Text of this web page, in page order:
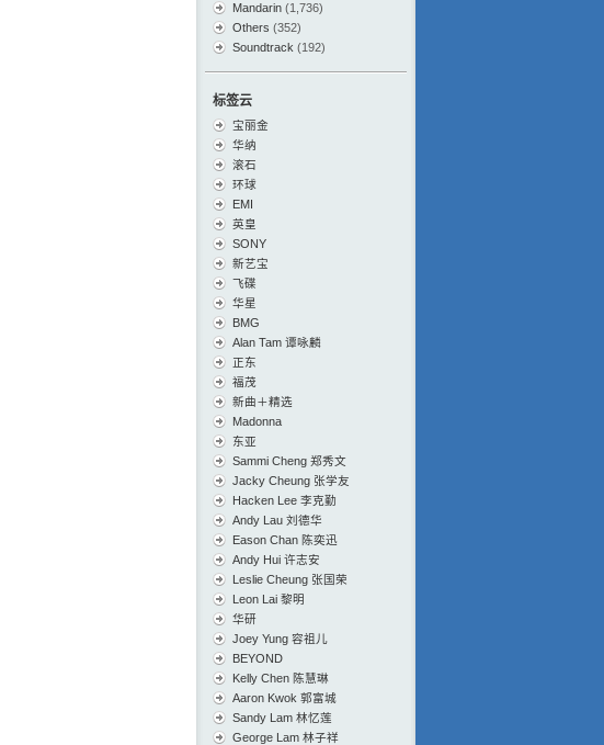
Mandarin (1,736)
Others (352)
Soundtrack (192)
标签云
宝丽金
华纳
滚石
环球
EMI
英皇
SONY
新艺宝
飞碟
华星
BMG
Alan Tam 谭咏麟
正东
福茂
新曲＋精选
Madonna
东亚
Sammi Cheng 郑秀文
Jacky Cheung 张学友
Hacken Lee 李克勤
Andy Lau 刘德华
Eason Chan 陈奕迅
Andy Hui 许志安
Leslie Cheung 张国荣
Leon Lai 黎明
华研
Joey Yung 容祖儿
BEYOND
Kelly Chen 陈慧琳
Aaron Kwok 郭富城
Sandy Lam 林忆莲
George Lam 林子祥